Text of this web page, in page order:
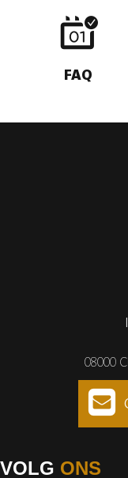
FAQ
08000
VOLG ONS